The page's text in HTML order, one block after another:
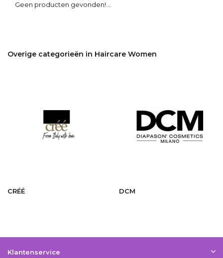
Geen producten gevonden!...
Overige categorieën in Haircare Women
CRÉÉ DCM
Klantenservice